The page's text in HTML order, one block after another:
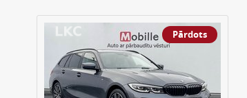
Pārdots